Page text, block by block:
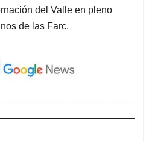
del Valle en pleno
de las Farc.